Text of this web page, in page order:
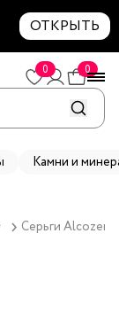
ОТКРЫТЬ
0 0
Камни и
Серьги